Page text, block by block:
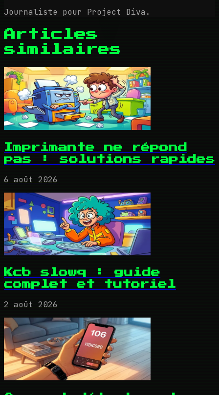
Journaliste pour Project Diva.
Articles
similaires
Imprimante ne répond
pas : solutions rapides
6 août 2026
Kcb slowq : guide
complet et tutoriel
2 août 2026